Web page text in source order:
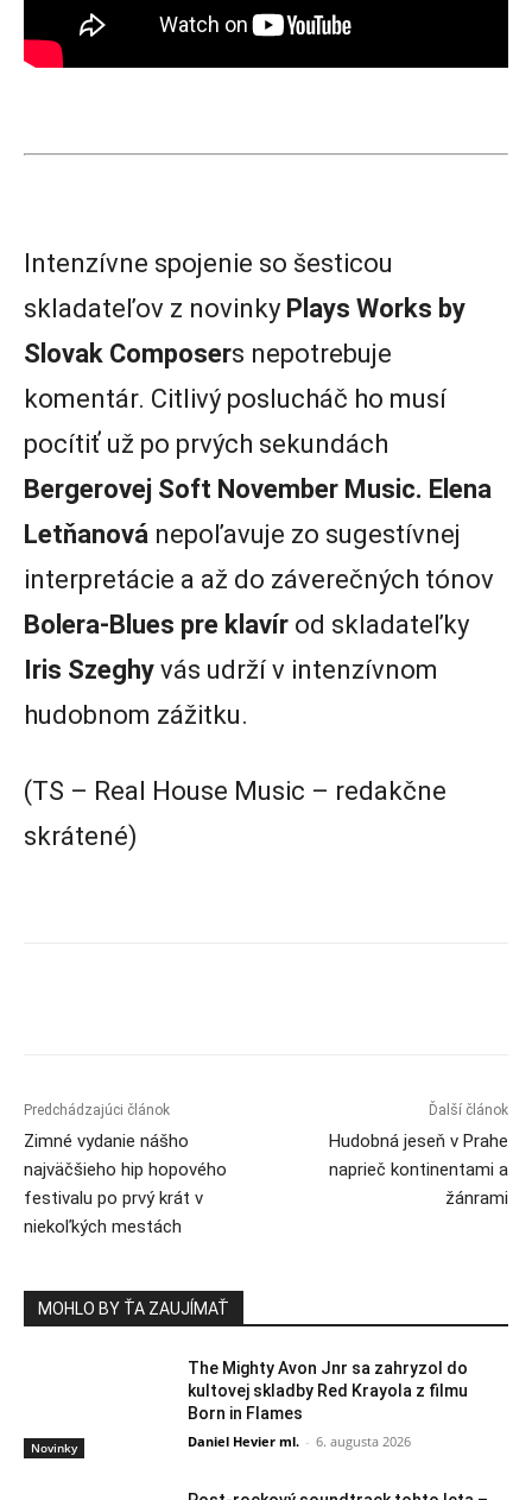
Intenzívne spojenie so šesticou
skladateľov z novinky Plays Works by
Slovak Composers nepotrebuje
komentár. Citlivý poslucháč ho musí
pocítiť už po prvých sekundách
Bergerovej Soft November Music. Elena
Letňanová nepoľavuje zo sugestívnej
interpretácie a až do záverečných tónov
Bolera-Blues pre klavír od skladateľky
Iris Szeghy vás udrží v intenzívnom
hudobnom zážitku.
(TS – Real House Music – redakčne
skrátené)
Predchádzajúci článok
Zimné vydanie nášho
najväčšieho hip hopového
festivalu po prvý krát v
niekoľkých mestách
Ďalší článok
Hudobná jeseň v Prahe
naprieč kontinentami a
žánrami
MOHLO BY ŤA ZAUJÍMAŤ
Novinky
The Mighty Avon Jnr sa zahryzol do
kultovej skladby Red Krayola z filmu
Born in Flames
Daniel Hevier ml. - 6. augusta 2026